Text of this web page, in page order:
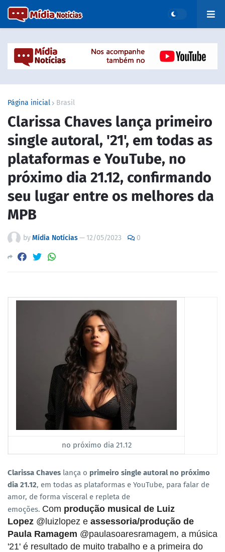
Página inicial Brasil
Clarissa Chaves lança primeiro
single autoral, '21', em todas as
plataformas e YouTube, no
próximo dia 21.12, confirmando
seu lugar entre os melhores da
MPB
byMídia Notícias— 12/05/2023 0
no próximo dia 21.12
Clarissa Chaves lança o primeiro single autoral no próximo
dia 21.12, em todas as plataformas e YouTube, para falar de
amor, de forma visceral e repleta de
emoções. Com produção musical de Luiz
Lopez @luizlopez e assessoria/produção de
Paula Ramagem @paulasoaresramagem, a música
'21' é resultado de muito trabalho e a primeira do